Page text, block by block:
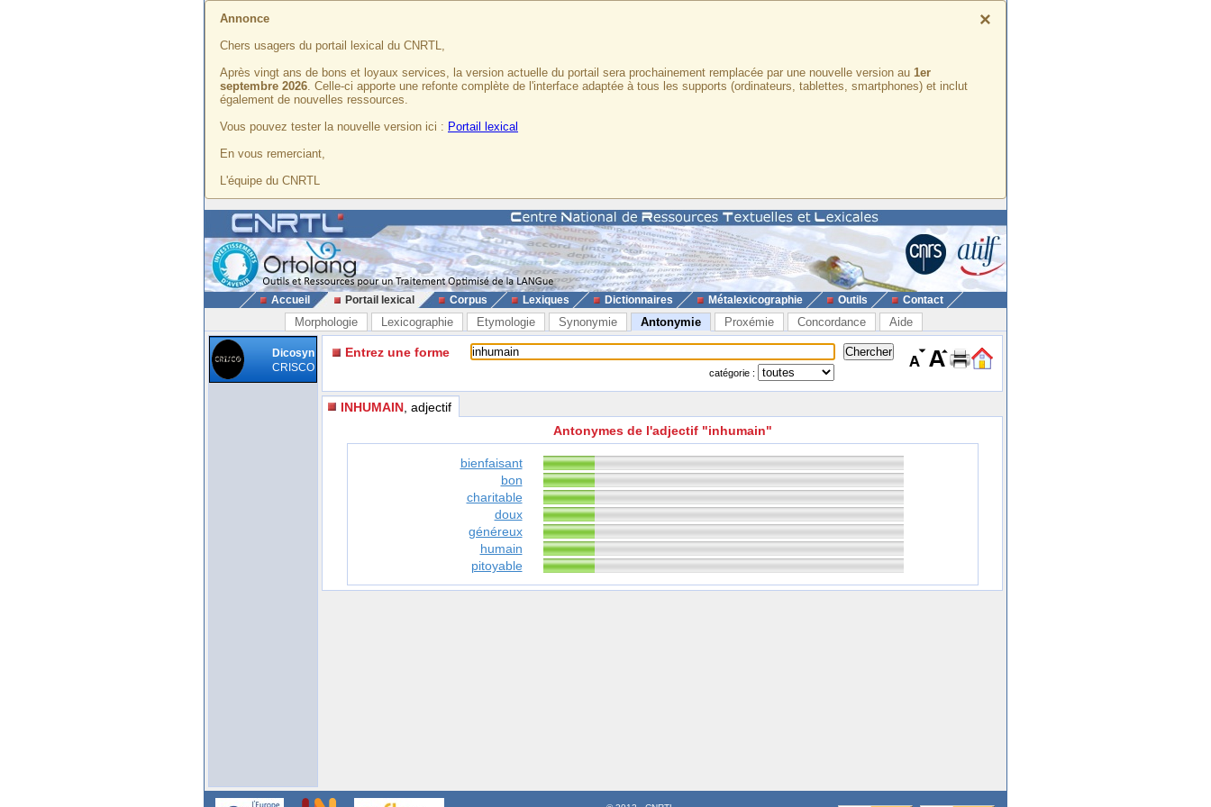
×
Annonce
Chers usagers du portail lexical du CNRTL,
Après vingt ans de bons et loyaux services, la version actuelle du portail sera prochainement remplacée par une nouvelle version au 1er
septembre 2026. Celle-ci apporte une refonte complète de l'interface adaptée à tous les supports (ordinateurs, tablettes, smartphones) et inclut
également de nouvelles ressources.
Vous pouvez tester la nouvelle version ici : Portail lexical
En vous remerciant,
L'équipe du CNRTL
Accueil Portail lexical Corpus Lexiques Dictionnaires Métalexicographie Outils Contact
Morphologie Lexicographie Etymologie Synonymie Antonymie Proxémie Concordance Aide
Dicosyn
CRISCO
Entrez une forme
catégorie :
INHUMAIN , adjectif
Antonymes de l'adjectif "inhumain"
bienfaisant
bon
charitable
doux
généreux
humain
pitoyable